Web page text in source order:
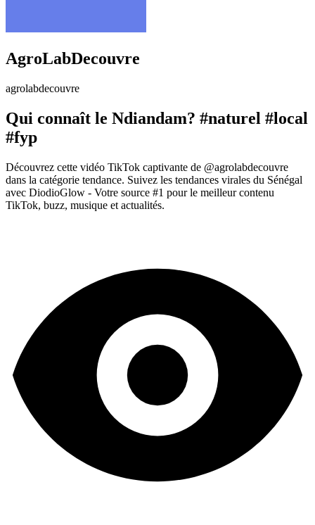
AgroLabDecouvre
agrolabdecouvre
Qui connaît le Ndiandam? #naturel #local
#fyp
Découvrez cette vidéo TikTok captivante de @agrolabdecouvre
dans la catégorie tendance. Suivez les tendances virales du Sénégal
avec DiodioGlow - Votre source #1 pour le meilleur contenu
TikTok, buzz, musique et actualités.